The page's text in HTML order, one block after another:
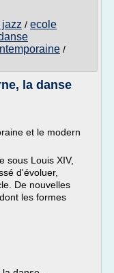
/ ecole
/
la danse
et le modern
sous Louis XIV,
d'évoluer,
De nouvelles
les formes